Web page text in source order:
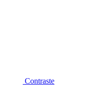
Contraste